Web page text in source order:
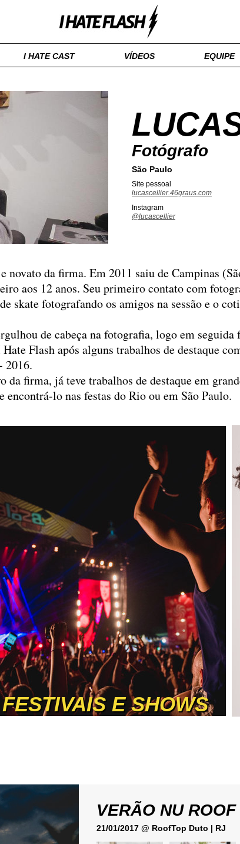
I HATE CAST VÍDEOS EQUIPE
Fotógrafo
São Paulo
Site pessoal
lucascellier.46graus.com
Instagram
@lucascellier
novato da firma. Em 2011 saiu de Campinas
aos 12 anos. Seu primeiro contato com
skate fotografando os amigos na sessão e o
de cabeça na fotografia, logo em
Flash após alguns trabalhos de destaque
2016.
da firma, já teve trabalhos de destaque em
lo nas festas do Rio ou em São Paulo.
FESTIVAIS E SHOWS
VERÃO NU ROOF
21/01/2017 @ RoofTop Duto | RJ